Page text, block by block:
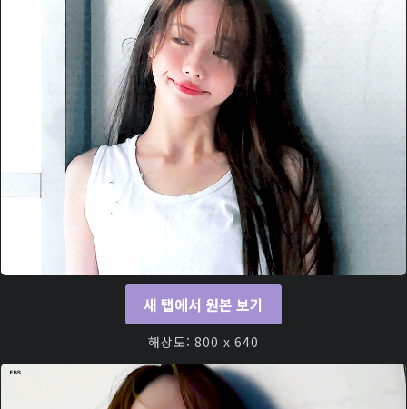
새 탭에서 원본 보기
해상도: 800 x 640